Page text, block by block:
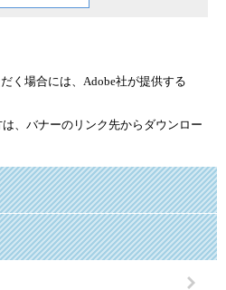
く場合には、Adobe社が提供する
は、バナーのリンク先からダウンロー